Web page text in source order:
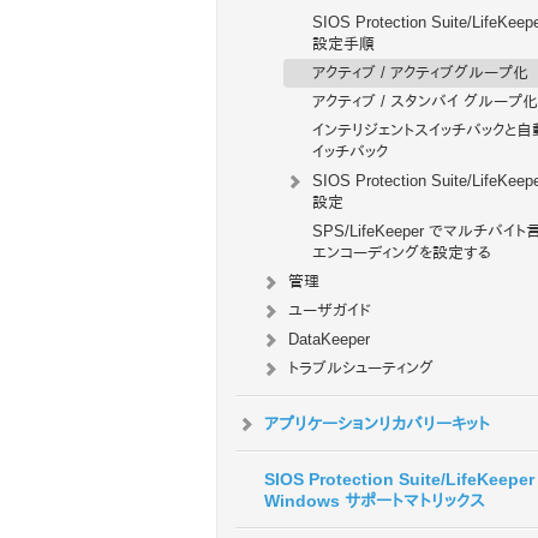
SIOS Protection Suite/
設定手順
アクティブ / アクティブグループ化
アクティブ / スタンバイ グループ化
インテリジェントスイッチバックと
イッチバック
SIOS Protection Suite/
設定
SPS/LifeKeeper でマルチバイト
エンコーディングを設定する
管理
ユーザガイド
DataKeeper
トラブルシューティング
アプリケーションリカバリーキット
SIOS Protection Suite/
Windows サポートマトリックス